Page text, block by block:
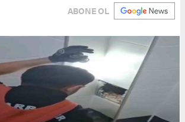
ABONE OL